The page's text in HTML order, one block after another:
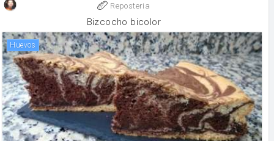
Reposteria
Bizcocho bicolor
huevos